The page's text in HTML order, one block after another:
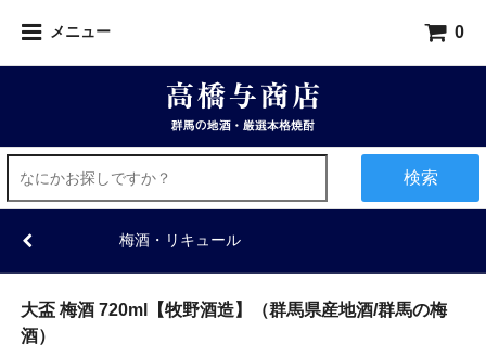
メニュー 0
検索
梅酒・リキュール
大盃 梅酒 720ml【牧野酒造】（群馬県産地酒/群馬の梅
酒）